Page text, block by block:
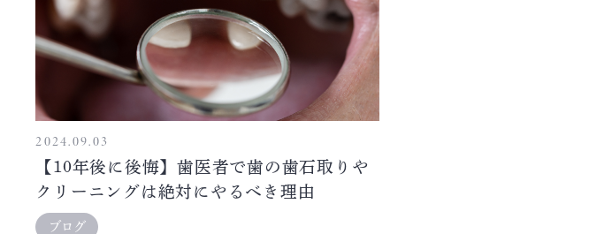
2024.09.03
【10年後に後悔】歯医者で歯の歯石取りや
クリーニングは絶対にやるべき理由
ブログ